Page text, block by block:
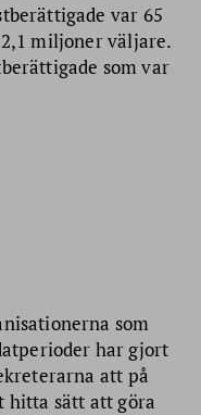
var 65
miljoner väljare.
som var
som
har gjort
att på
sätt att göra